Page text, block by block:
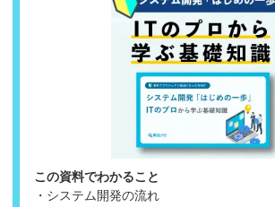
この資料でわかること
・システム開発の流れ